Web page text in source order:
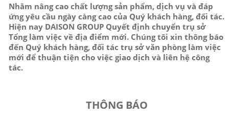
Nhằm nâng cao chất lượng sản phẩm, dịch vụ và đáp
ứng yêu cầu ngày càng cao của Quý khách hàng, đối tác.
Hiện nay DAISON GROUP Quyết định chuyển trụ sở
Tổng làm việc về địa điểm mới. Chúng tôi xin thông báo
đến Quý khách hàng, đối tác trụ sở văn phòng làm việc
mới để thuận tiện cho việc giao dịch và liên hệ công
tác.
THÔNG BÁO